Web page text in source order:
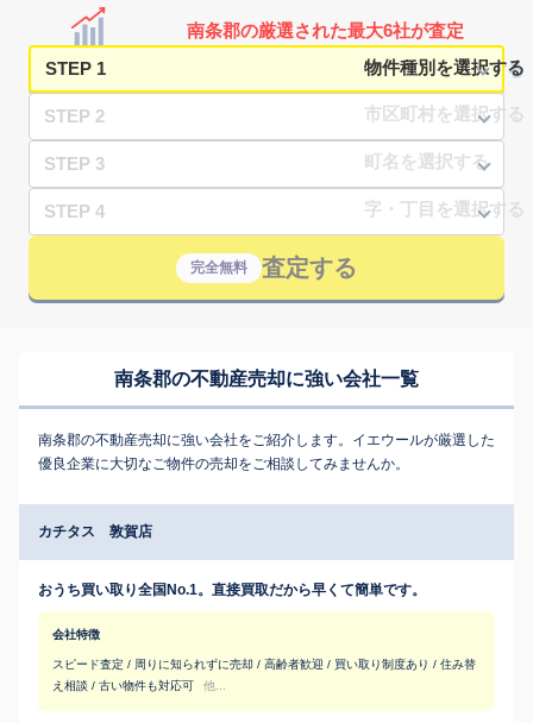
南条郡の厳選された最大6社が査定
STEP 1
STEP 2
STEP 3
STEP 4
完全無料 査定する
南条郡の不動産売却に強い会社一覧
南条郡の不動産売却に強い会社をご紹介します。イエウールが厳選した
優良企業に大切なご物件の売却をご相談してみませんか。
カチタス 敦賀店
おうち買い取り全国No.1。直接買取だから早くて簡単です。
会社特徴
スピード査定 / 周りに知られずに売却 / 高齢者歓迎 / 買い取り制度あり / 住み替
え相談 / 古い物件も対応可
他...